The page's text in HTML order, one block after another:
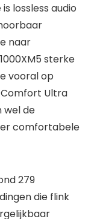
lossless audio
naar
sterke
vooral op
Ultra
wel de
comfortabele
279
die flink